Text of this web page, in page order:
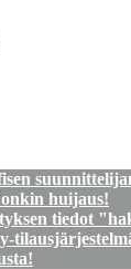
huijaus!
tiedot